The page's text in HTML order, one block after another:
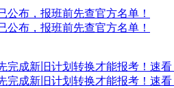
布，报班前先查官方名单！
布，报班前先查官方名单！
成新旧计划转换才能报考！速看
成新旧计划转换才能报考！速看